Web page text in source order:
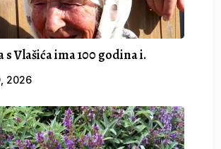
s Vlašića ima 100 godina i.
2026